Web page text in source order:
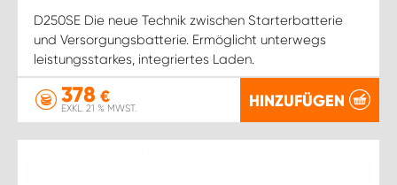
D250SE Die neue Technik zwischen Starterbatterie
und Versorgungsbatterie. Ermöglicht unterwegs
leistungsstarkes, integriertes Laden.
378 €
EXKL. 21 % MWST. HINZUFÜGEN